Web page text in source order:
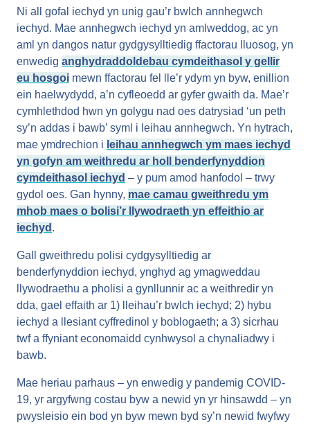
Ni all gofal iechyd yn unig gau’r bwlch annhegwch
iechyd. Mae annhegwch iechyd yn amlweddog, ac yn
aml yn dangos natur gydgysylltiedig ffactorau lluosog, yn
enwedig anghydraddoldebau cymdeithasol y gellir
eu hosgoi mewn ffactorau fel lle’r ydym yn byw, enillion
ein haelwydydd, a’n cyfleoedd ar gyfer gwaith da. Mae’r
cymhlethdod hwn yn golygu nad oes datrysiad ‘un peth
sy’n addas i bawb’ syml i leihau annhegwch. Yn hytrach,
mae ymdrechion i leihau annhegwch ym maes iechyd
yn gofyn am weithredu ar holl benderfynyddion
cymdeithasol iechyd – y pum amod hanfodol – trwy
gydol oes. Gan hynny, mae camau gweithredu ym
mhob maes o bolisi’r llywodraeth yn effeithio ar
iechyd .
Gall gweithredu polisi cydgysylltiedig ar
benderfynyddion iechyd, ynghyd ag ymagweddau
llywodraethu a pholisi a gynllunnir ac a weithredir yn
dda, gael effaith ar 1) lleihau’r bwlch iechyd; 2) hybu
iechyd a llesiant cyffredinol y boblogaeth; a 3) sicrhau
twf a ffyniant economaidd cynhwysol a chynaliadwy i
bawb.
Mae heriau parhaus – yn enwedig y pandemig COVID-
19, yr argyfwng costau byw a newid yn yr hinsawdd – yn
pwysleisio ein bod yn byw mewn byd sy’n newid fwyfwy